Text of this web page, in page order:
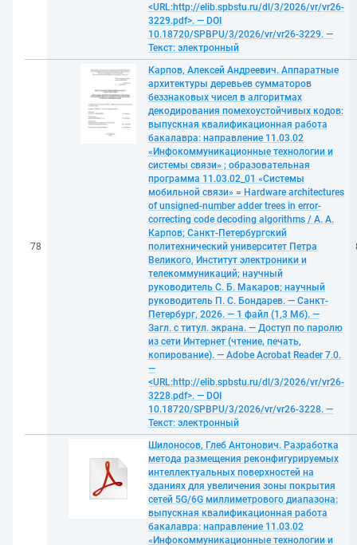
<URL:http://elib.spbstu.ru/dl/3/2026/vr/vr26-
3229.pdf>. — DOI
10.18720/SPBPU/3/2026/vr/vr26-3229. —
Текст: электронный
78
Карпов, Алексей Андреевич. Аппаратные
архитектуры деревьев сумматоров
беззнаковых чисел в алгоритмах
декодирования помехоустойчивых кодов:
выпускная квалификационная работа
бакалавра: направление 11.03.02
«Инфокоммуникационные технологии и
системы связи» ; образовательная
программа 11.03.02_01 «Системы
мобильной связи» = Hardware architectures
of unsigned-number adder trees in error-
correcting code decoding algorithms / А. А.
Карпов; Санкт-Петербургский
политехнический университет Петра
Великого, Институт электроники и
телекоммуникаций; научный
руководитель С. Б. Макаров; научный
руководитель П. С. Бондарев. — Санкт-
Петербург, 2026. — 1 файл (1,3 Мб). —
Загл. с титул. экрана. — Доступ по паролю
из сети Интернет (чтение, печать,
копирование). — Adobe Acrobat Reader 7.0.
—
<URL:http://elib.spbstu.ru/dl/3/2026/vr/vr26-
3228.pdf>. — DOI
10.18720/SPBPU/3/2026/vr/vr26-3228. —
Текст: электронный
Шилоносов, Глеб Антонович. Разработка
метода размещения реконфигурируемых
интеллектуальных поверхностей на
зданиях для увеличения зоны покрытия
сетей 5G/6G миллиметрового диапазона:
выпускная квалификационная работа
бакалавра: направление 11.03.02
«Инфокоммуникационные технологии и